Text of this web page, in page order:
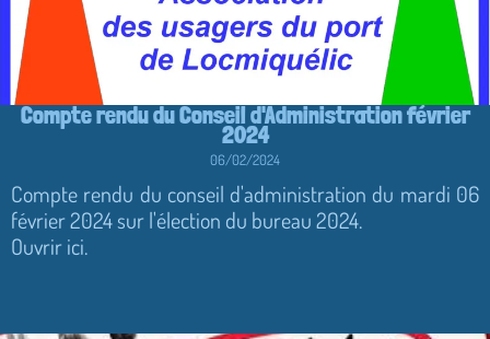
Compte rendu du Conseil d'Administration février
2024
06/02/2024
Compte rendu du conseil d'administration du mardi 06
février 2024 sur l'élection du bureau 2024.
Ouvrir ici.